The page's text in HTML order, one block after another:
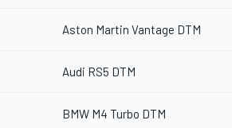
Aston Martin Vantage DTM
Audi RS5 DTM
BMW M4 Turbo DTM